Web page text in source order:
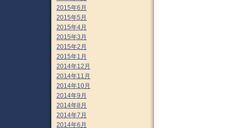
2015年6月
2015年5月
2015年4月
2015年3月
2015年2月
2015年1月
2014年12月
2014年11月
2014年10月
2014年9月
2014年8月
2014年7月
2014年6月